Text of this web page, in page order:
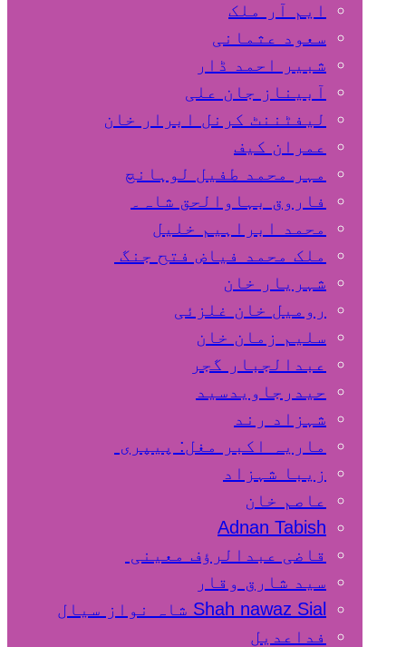
ایم آر ملک
سعود عثمانی
شبیر احمد ڈار
آبیناز جان علی
لیفٹننٹ کرنل ابرار خان
عمران کیف
مہر محمد طفیل لوہانچ
فاروق بہاوالحق شاہ۔
محمد ابراہیم خلیل
ملک محمد فیاض فتح جنگ
شہریار خان
رومیل خان غلزئی
سلیم زمان خان
عبدالجبار گجر
حیدرجاویدسید
شہزاد رند
ماریہ اکبر مغل: پیپری
زیبا شہزاد
عاصم خان
Adnan Tabish
قاضی عبدالرؤف معینی
سید شارق وقار
Shah nawaz Sial شاہ نواز سیال
فداعدیل